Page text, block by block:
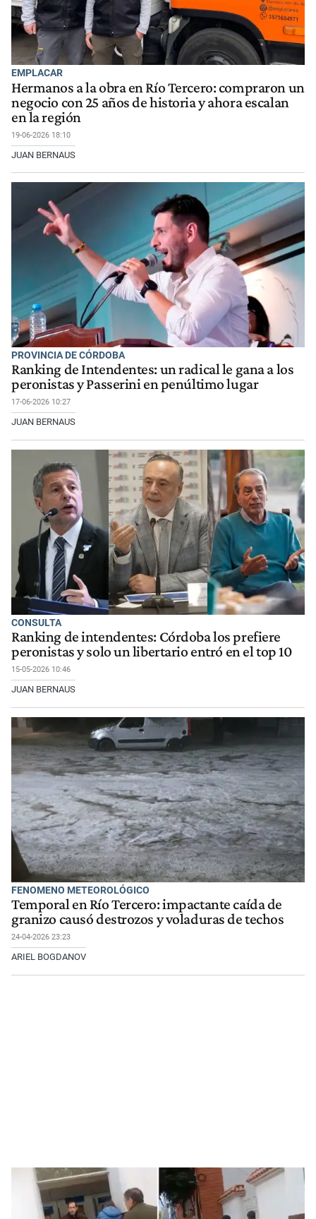
EMPLACAR
Hermanos a la obra en Río Tercero: compraron un
negocio con 25 años de historia y ahora escalan
en la región
19-06-2026 18:10
JUAN BERNAUS
PROVINCIA DE CÓRDOBA
Ranking de Intendentes: un radical le gana a los
peronistas y Passerini en penúltimo lugar
17-06-2026 10:27
JUAN BERNAUS
CONSULTA
Ranking de intendentes: Córdoba los prefiere
peronistas y solo un libertario entró en el top 10
15-05-2026 10:46
JUAN BERNAUS
FENOMENO METEOROLÓGICO
Temporal en Río Tercero: impactante caída de
granizo causó destrozos y voladuras de techos
24-04-2026 23:23
ARIEL BOGDANOV